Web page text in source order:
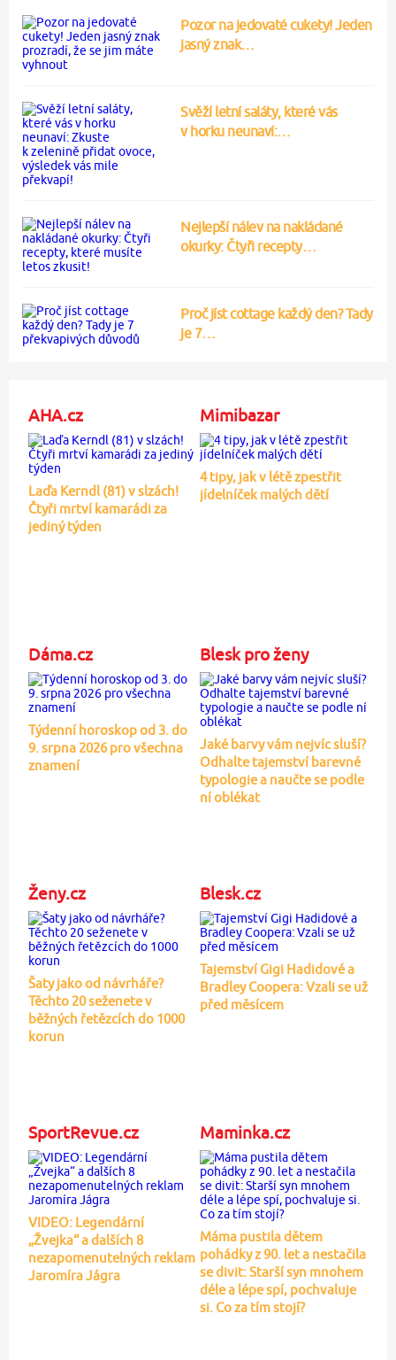
Pozor na jedovaté cukety! Jeden
jasný znak…
Svěží letní saláty, které vás
v horku neunaví:…
Nejlepší nálev na nakládané
okurky: Čtyři recepty…
Proč jíst cottage každý den? Tady
je 7…
AHA.cz
Laďa Kerndl (81) v slzách!
Čtyři mrtví kamarádi za
jediný týden
Mimibazar
4 tipy, jak v létě zpestřit
jídelníček malých dětí
Dáma.cz
Týdenní horoskop od 3. do
9. srpna 2026 pro všechna
znamení
Blesk pro ženy
Jaké barvy vám nejvíc sluší?
Odhalte tajemství barevné
typologie a naučte se podle
ní oblékat
Ženy.cz
Šaty jako od návrháře?
Těchto 20 seženete v
běžných řetězcích do 1000
korun
Blesk.cz
Tajemství Gigi Hadidové a
Bradley Coopera: Vzali se už
před měsícem
SportRevue.cz
VIDEO: Legendární
„Žvejka“ a dalších 8
nezapomenutelných reklam
Jaromíra Jágra
Maminka.cz
Máma pustila dětem
pohádky z 90. let a nestačila
se divit: Starší syn mnohem
déle a lépe spí, pochvaluje
si. Co za tím stojí?